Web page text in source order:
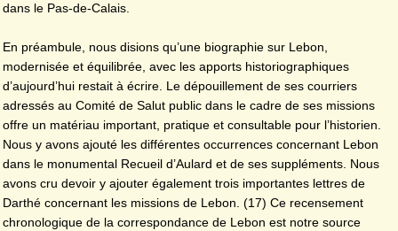
dans le Pas-de-Calais.
En préambule, nous disions qu’une biographie sur Lebon,
modernisée et équilibrée, avec les apports historiographiques
d’aujourd’hui restait à écrire. Le dépouillement de ses courriers
adressés au Comité de Salut public dans le cadre de ses missions
offre un matériau important, pratique et consultable pour l’historien.
Nous y avons ajouté les différentes occurrences concernant Lebon
dans le monumental Recueil d’Aulard et de ses suppléments. Nous
avons cru devoir y ajouter également trois importantes lettres de
Darthé concernant les missions de Lebon. (17) Ce recensement
chronologique de la correspondance de Lebon est notre source